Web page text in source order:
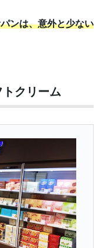
ンは、意外と少ない
クリーム